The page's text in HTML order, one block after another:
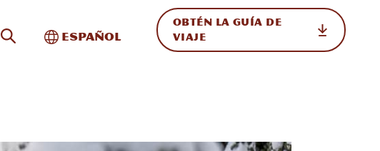
Búsqueda en el sitio
Alternar Internacional
Español
OBTÉN LA GUÍA DE
VIAJE